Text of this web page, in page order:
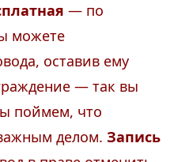
— по
можете
оставив ему
— так вы
поймем, что
делом. Запись